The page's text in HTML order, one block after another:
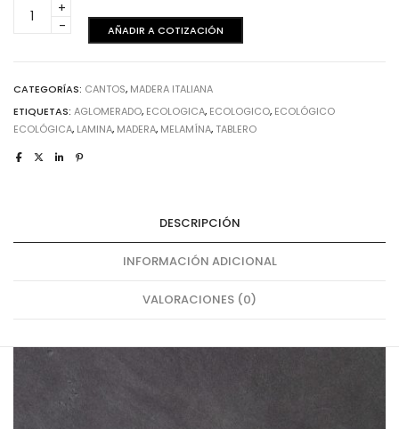
Antracite
cantidad
AÑADIR A COTIZACIÓN
CATEGORÍAS: CANTOS, MADERA ITALIANA
ETIQUETAS: AGLOMERADO, ECOLOGICA, ECOLOGICO, ECOLÓGICO
ECOLÓGICA, LAMINA, MADERA, MELAMÍNA, TABLERO
DESCRIPCIÓN
INFORMACIÓN ADICIONAL
VALORACIONES (0)